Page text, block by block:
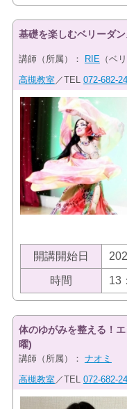
基礎を楽しむベリーダン
講師（所属）： RIE（ベ
高槻教室 ／TEL 072-682-
開講開始日
時間 13
体のゆがみを整える！
曜)
講師（所属）： ナオミ
高槻教室 ／TEL 072-682-